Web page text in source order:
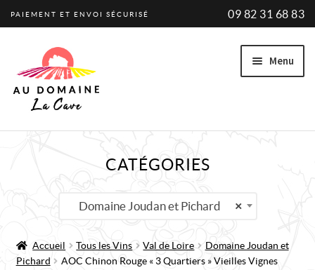
PAIEMENT ET ENVOI SÉCURISÉ 09 82 31 68 83
la
navigation
au
contenu
Menu
PRODUCTEURS
menu
A PROPOS
CATÉGORIES
×
Domaine Joudan et Pichard
Accueil Tous les Vins Val de Loire
Domaine Joudan et
Pichard
AOC Chinon Rouge « 3 Quartiers » Vieilles Vignes